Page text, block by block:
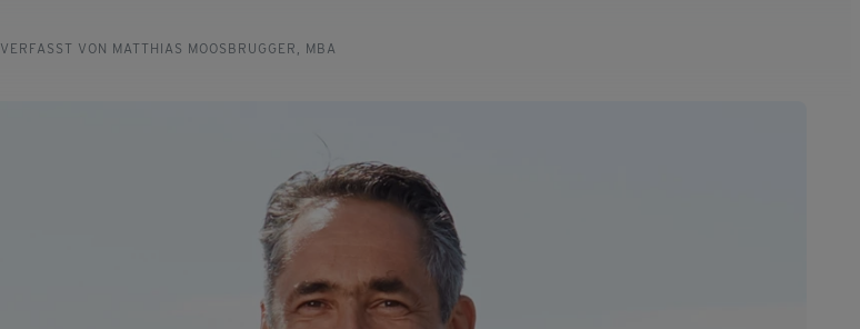
VERFASST VON MATTHIAS MOOSBRUGGER, MBA